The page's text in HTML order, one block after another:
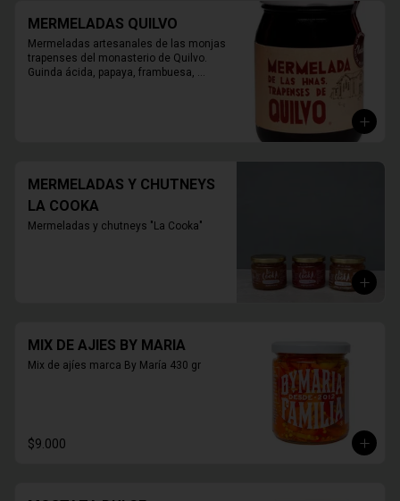
MERMELADAS QUILVO
Mermeladas artesanales de las monjas
trapenses del monasterio de Quilvo.
Guinda ácida, papaya, frambuesa,
MERMELADAS Y CHUTNEYS
LA COOKA
Mermeladas y chutneys "La Cooka"
MIX DE AJIES BY MARIA
Mix de ajíes marca By María 430 gr
$9.000